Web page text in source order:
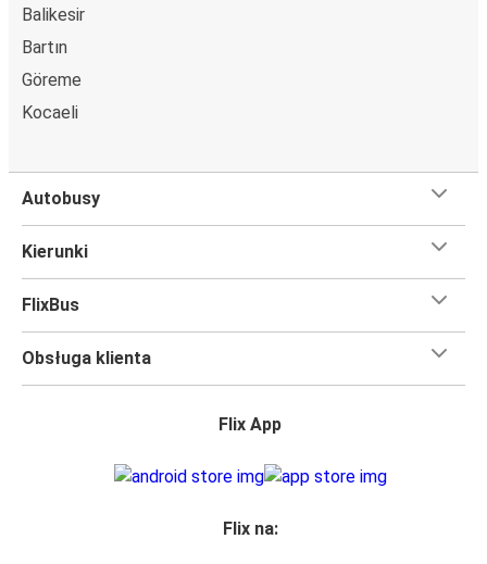
Balikesir
Bartın
Göreme
Kocaeli
Autobusy
Kierunki
FlixBus
Obsługa klienta
Flix App
Flix na: